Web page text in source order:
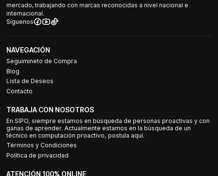
mercado, trabajando con marcas reconocidas a nivel nacional e
internacional.
Síguenos
NAVEGACIÓN
Seguimineto de Compra
Blog
Lista de Deseos
Contacto
TRABAJA CON NOSOTROS
En SIPO, siempre estamos en búsqueda de personas proactivas y con
ganas de aprender. Actualmente estamos en la búsqueda de un
técnico en computación proactivo, postula aquí.
Términos y Condiciones
Política de privacidad
ATENCIÓN 100% ONLINE